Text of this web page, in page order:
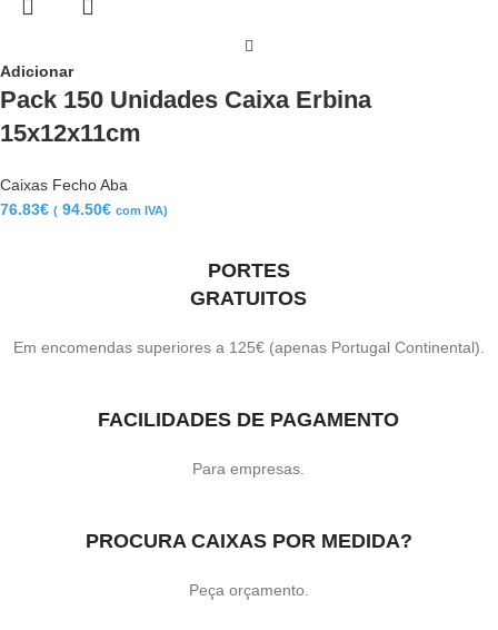
Adicionar
Pack 150 Unidades Caixa Erbina
15x12x11cm
Caixas Fecho Aba
76.83€ ( 94.50€ com IVA)
PORTES
GRATUITOS
Em encomendas superiores a 125€ (apenas Portugal Continental).
FACILIDADES DE PAGAMENTO
Para empresas.
PROCURA CAIXAS POR MEDIDA?
Peça orçamento.